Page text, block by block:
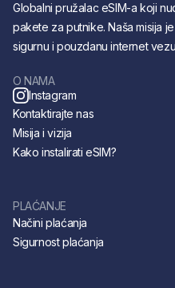
Globalni pružalac eSIM-a koji
pakete za putnike. Naša misija
sigurnu i pouzdanu internet
O NAMA
Instagram
Kontaktirajte nas
Misija i vizija
Kako instalirati eSIM?
PLAĆANJE
Načini plaćanja
Sigurnost plaćanja